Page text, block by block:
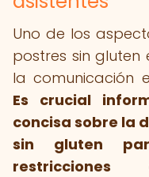
Uno de los
postres sin gluten
la comunicación
Es crucial
concisa sobre la
sin gluten
restricciones